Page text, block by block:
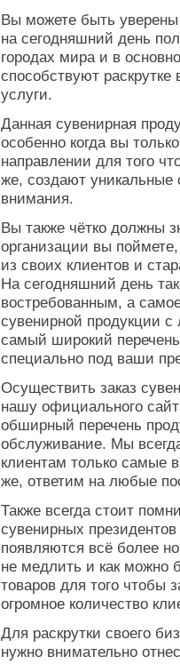
Вы можете быть уверены
на сегодняшний день
городах мира и в
способствуют
услуги.
Данная сувенирная
особенно когда вы
направлении для того
же, создают уникальные
внимания.
Вы также чётко должны
организации вы
из своих клиентов и
На сегодняшний день
востребованным, а
сувенирной продукции
самый широкий перечень
специально под ваши
Осуществить заказ
нашу официального
обширный перечень
обслуживание. Мы
клиентам только самые
же, ответим на любые
Также всегда стоит
сувенирных
появляются всё более
не медлить и как можно
товаров для того чтобы
огромное количество
Для раскрутки своего
нужно внимательно